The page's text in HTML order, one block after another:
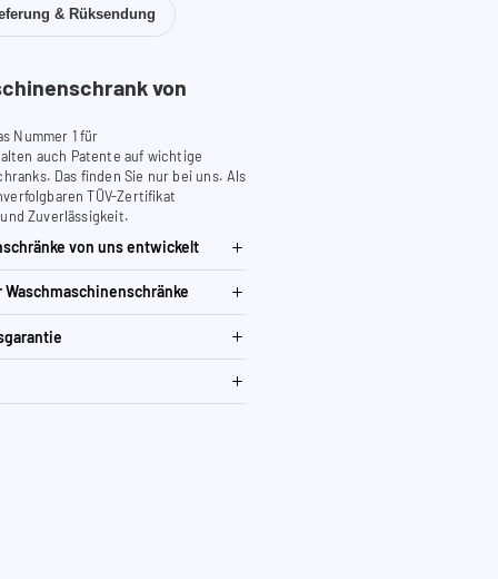
& Rüksendung
von
Nummer 1 für
auch Patente auf wichtige
Das finden Sie nur bei uns. Als
TÜV-Zertifikat
Zuverlässigkeit.
von uns entwickelt